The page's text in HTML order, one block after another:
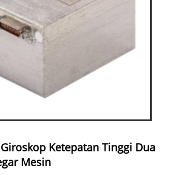
Ketepatan Tinggi Dua
Mesin